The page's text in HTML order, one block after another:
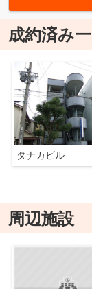
成約済み
タナカビル
周辺施設